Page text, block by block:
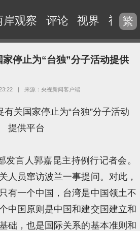
岸观察 评论 视界 视频
繁
停止为“台独”分子活动提供
| 来源：央视新闻客户端
发言人郭嘉昆主持例行记者会。
人员窜访波兰一事提问。对此，
有一个中国，台湾是中国领土不
中国原则是中国和建交国建立和
础，也是国际关系的基本准则和